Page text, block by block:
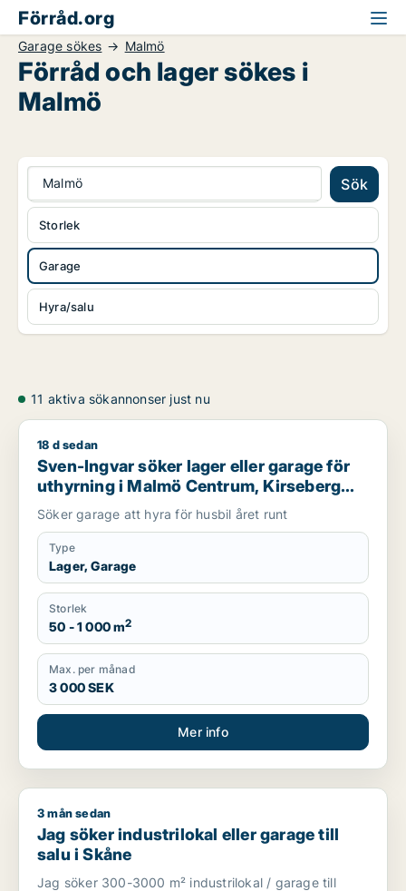
Förråd.org
Garage sökes Malmö
Förråd och lager sökes i
Malmö
Malmö Sök
Garage
Hyra/salu
Storlek
11 aktiva sökannonser just nu
Sven-Ingvar söker lager eller garage för uthyrning i Malmö
18 d sedan
Sven-Ingvar söker lager eller garage för
uthyrning i Malmö Centrum, Kirseberg
eller Husie m.fl.
Söker garage att hyra för husbil året runt
Type
Lager, Garage
Storlek
50 - 1 000 m2
Max. per månad
3 000 SEK
Mer info
Jag söker industrilokal eller garage till salu i Skåne
3 mån sedan
Jag söker industrilokal eller garage till
salu i Skåne
Jag söker 300-3000 m² industrilokal / garage till